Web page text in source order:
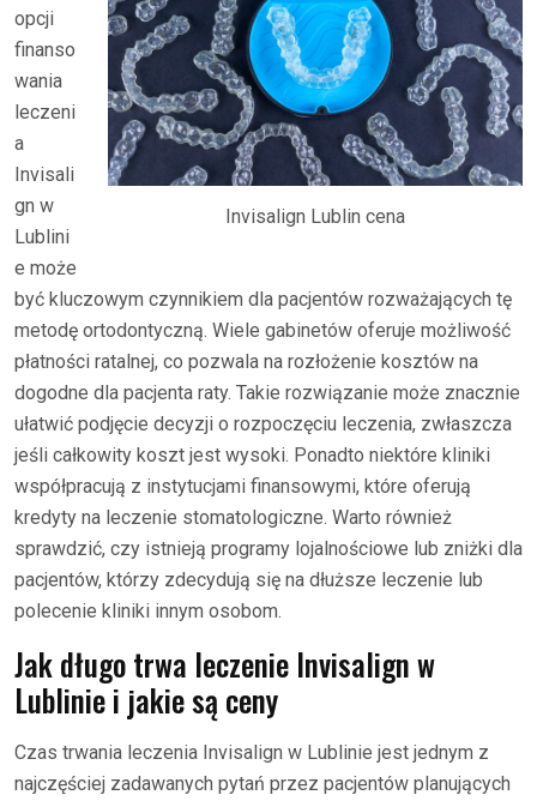
Invisalign Lublin cena
opcji
finanso
wania
leczeni
a
Invisali
gn w
Lublini
e może
być kluczowym czynnikiem dla pacjentów rozważających tę
metodę ortodontyczną. Wiele gabinetów oferuje możliwość
płatności ratalnej, co pozwala na rozłożenie kosztów na
dogodne dla pacjenta raty. Takie rozwiązanie może znacznie
ułatwić podjęcie decyzji o rozpoczęciu leczenia, zwłaszcza
jeśli całkowity koszt jest wysoki. Ponadto niektóre kliniki
współpracują z instytucjami finansowymi, które oferują
kredyty na leczenie stomatologiczne. Warto również
sprawdzić, czy istnieją programy lojalnościowe lub zniżki dla
pacjentów, którzy zdecydują się na dłuższe leczenie lub
polecenie kliniki innym osobom.
Jak długo trwa leczenie Invisalign w
Lublinie i jakie są ceny
Czas trwania leczenia Invisalign w Lublinie jest jednym z
najczęściej zadawanych pytań przez pacjentów planujących